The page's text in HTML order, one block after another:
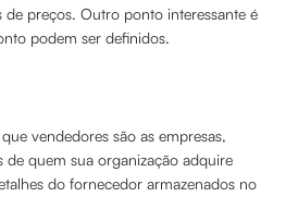
de preços. Outro ponto interessante é
podem ser definidos.
vendedores são as empresas,
quem sua organização adquire
do fornecedor armazenados no